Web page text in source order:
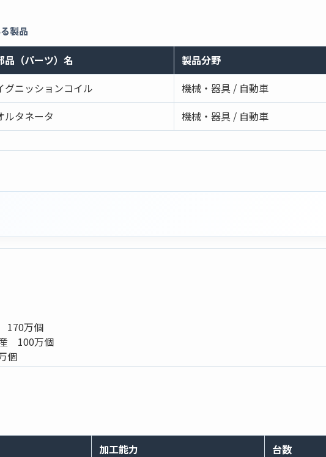
製品
品（パーツ）名
製品分野
グニッションコイル
機械・器具 / 自動車
ルタネータ 機械・器具 / 自動車
170万個
100万個
個
加工能力
台数